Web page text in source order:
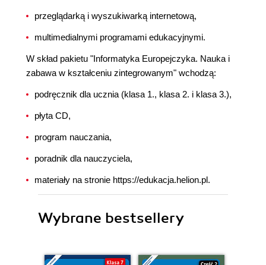
przeglądarką i wyszukiwarką internetową,
multimedialnymi programami edukacyjnymi.
W skład pakietu "Informatyka Europejczyka. Nauka i
zabawa w kształceniu zintegrowanym" wchodzą:
podręcznik dla ucznia (klasa 1., klasa 2. i klasa 3.),
płyta CD,
program nauczania,
poradnik dla nauczyciela,
materiały na stronie https://edukacja.helion.pl.
Wybrane bestsellery